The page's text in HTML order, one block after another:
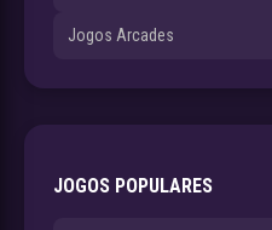
Jogos Arcades
JOGOS POPULARES